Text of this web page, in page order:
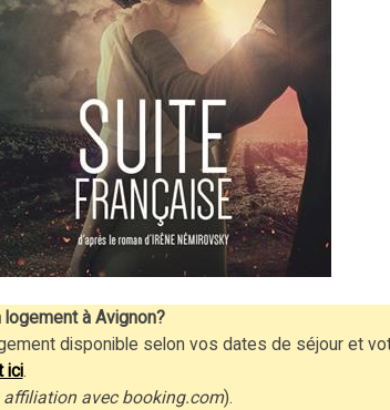
à Avignon?
disponible selon vos dates de séjour et
ici.
affiliation avec booking.com).